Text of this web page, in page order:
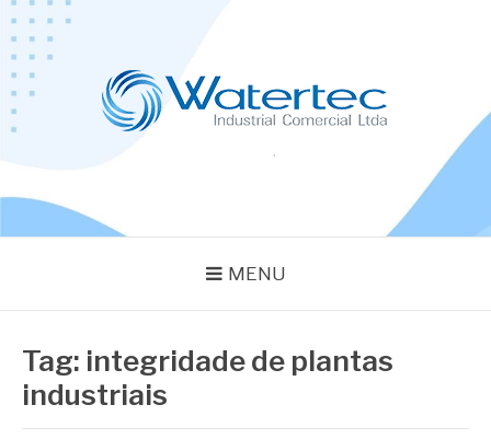
Pular
para
conteúdo
MENU
Tag: integridade de plantas
industriais